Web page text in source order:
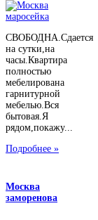
СВОБОДНА.Сдается
на сутки,на
часы.Квартира
полностью
мебелирована
гарнитурной
мебелью.Вся
бытовая.Я
рядом,покажу...
Подробнее »
Москва
заморенова